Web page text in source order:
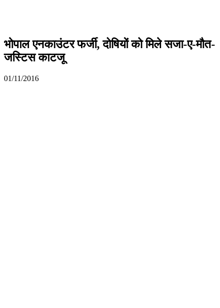
भोपाल एनकाउंटर फर्जी, दोषियों को मिले सजा-ए-मौत-
जस्टिस काटजू
01/11/2016